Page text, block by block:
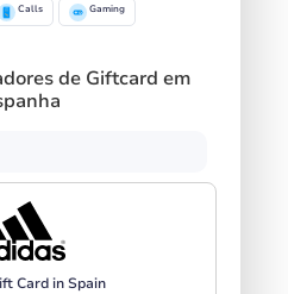
Calls Gaming
de Giftcard em
Card in Spain